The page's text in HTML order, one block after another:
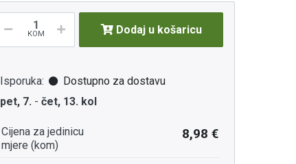
KOM Dodaj u košaricu
Isporuka:
Dostupno za dostavu
pet, 7. -čet, 13. kol
Cijena za jedinicu
mjere (kom)
8,98 €